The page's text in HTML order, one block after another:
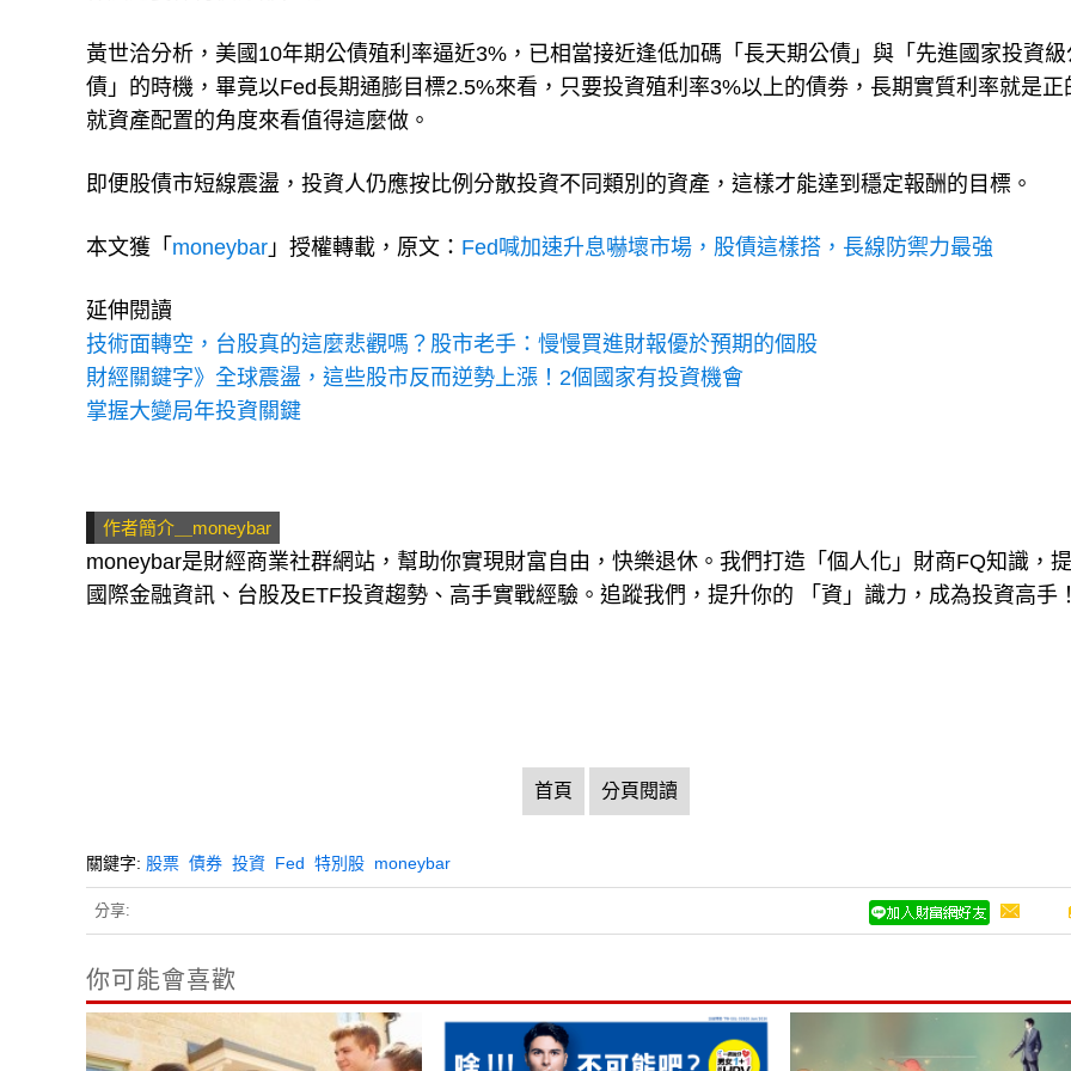
黃世洽分析，美國10年期公債殖利率逼近3%，已相當接近逢低加碼「長天期公債」與「先進國家投資級
債」的時機，畢竟以Fed長期通膨目標2.5%來看，只要投資殖利率3%以上的債劵，長期實質利率就是正
延伸閱讀
技術面轉空，台股真的這麼悲觀嗎？股市老手：慢慢買進財報優於預期的個股
財經關鍵字》全球震盪，這些股市反而逆勢上漲！2個國家有投資機會
作者簡介＿moneybar
moneybar是財經商業社群網站，幫助你實現財富自由，快樂退休。我們打造「個人化」財商FQ知識，提
首頁 分頁閱讀
關鍵字: 股票 債券 投資 Fed 特別股 moneybar
分享:
你可能會喜歡